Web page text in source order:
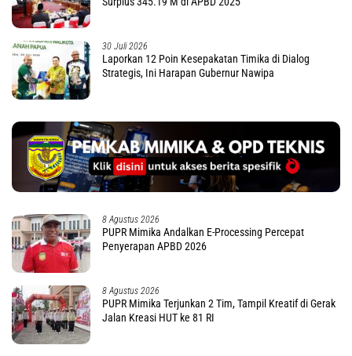
30 Juli 2026
Laporkan 12 Poin Kesepakatan Timika di Dialog
Strategis, Ini Harapan Gubernur Nawipa
8 Agustus 2026
PUPR Mimika Andalkan E-Processing Percepat
Penyerapan APBD 2026
8 Agustus 2026
PUPR Mimika Terjunkan 2 Tim, Tampil Kreatif di Gerak
Jalan Kreasi HUT ke 81 RI